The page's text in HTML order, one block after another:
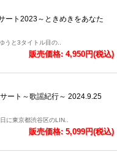
ート2023～ときめきをあなた
うと3タイトル目の..
販売価格: 4,950円(税込)
ート～歌謡紀行～ 2024.9.25
に東京都渋谷区のLIN..
販売価格: 5,099円(税込)